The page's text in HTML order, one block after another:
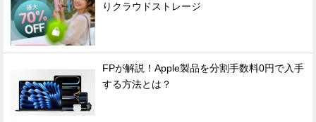
りクラウドストレージ
FPが解説！Apple製品を分割手数料0円で入手
する方法とは？